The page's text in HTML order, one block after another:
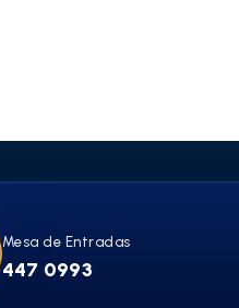
Mesa de Entradas
447 0993